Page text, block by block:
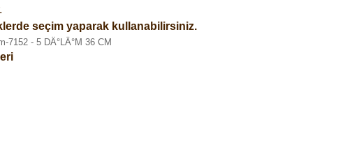
seçim yaparak kullanabilirsiniz.